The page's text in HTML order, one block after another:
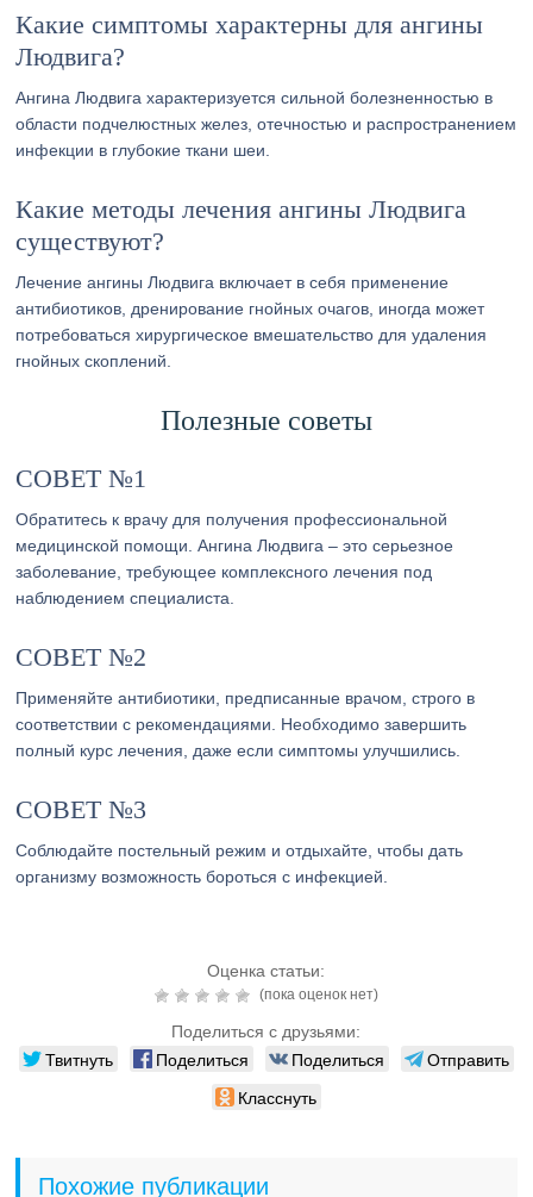
Какие симптомы характерны для ангины
Людвига?
Ангина Людвига характеризуется сильной болезненностью в
области подчелюстных желез, отечностью и распространением
инфекции в глубокие ткани шеи.
Какие методы лечения ангины Людвига
существуют?
Лечение ангины Людвига включает в себя применение
антибиотиков, дренирование гнойных очагов, иногда может
потребоваться хирургическое вмешательство для удаления
гнойных скоплений.
Полезные советы
СОВЕТ №1
Обратитесь к врачу для получения профессиональной
медицинской помощи. Ангина Людвига – это серьезное
заболевание, требующее комплексного лечения под
наблюдением специалиста.
СОВЕТ №2
Применяйте антибиотики, предписанные врачом, строго в
соответствии с рекомендациями. Необходимо завершить
полный курс лечения, даже если симптомы улучшились.
СОВЕТ №3
Соблюдайте постельный режим и отдыхайте, чтобы дать
организму возможность бороться с инфекцией.
Оценка статьи:
(пока оценок нет)
Поделиться с друзьями:
Твитнуть Поделиться Поделиться
Отправить
Класснуть
Похожие публикации